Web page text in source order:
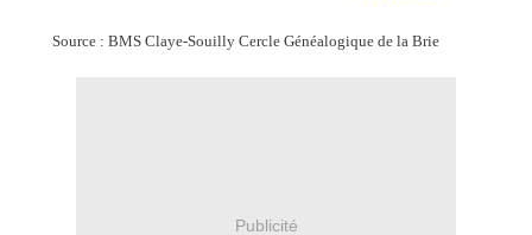
Source : BMS Claye-Souilly Cercle Généalogique de la Brie
Publicité